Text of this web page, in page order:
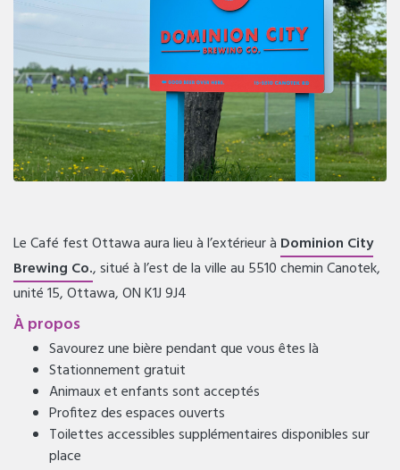
Le Café fest Ottawa aura lieu à l’extérieur à Dominion City
Brewing Co., situé à l’est de la ville au 5510 chemin Canotek,
unité 15, Ottawa, ON K1J 9J4
À propos
Savourez une bière pendant que vous êtes là
Stationnement gratuit
Animaux et enfants sont acceptés
Profitez des espaces ouverts
Toilettes accessibles supplémentaires disponibles sur
place